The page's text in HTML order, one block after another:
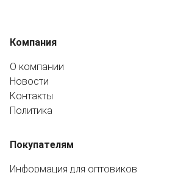
Компания
О компании
Новости
Контакты
Политика
Покупателям
Информация для оптовиков